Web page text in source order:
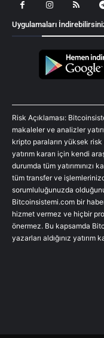
Uygulamaları
Risk Açıklaması:
makaleler ve analizler
kripto paraların yüksek
yatırım kararı için kendi
durumda tüm yatırımınızı
tüm transfer ve
sorumluluğunuzda
Bitcoinsistemi.com bir haber
hizmet vermez ve hiçbir
önermez. Bu kapsamda
yazarları aldığınız